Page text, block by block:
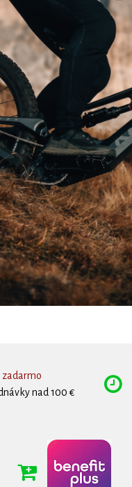
zadarmo
nad 100 €